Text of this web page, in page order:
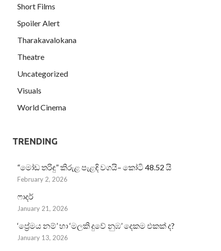
Short Films
Spoiler Alert
Tharakavalokana
Theatre
Uncategorized
Visuals
World Cinema
TRENDING
“මෝඩ තරිඳු” කිරුළ පැළඳි වගයි– කෝටි 48.52 යි
February 2, 2026
ෆාදර්
January 21, 2026
‘ප්‍රේමය නම්’ හා ‘මලකි දුවේ නුඹ’ දෙකම එකක් ද?
January 13, 2026